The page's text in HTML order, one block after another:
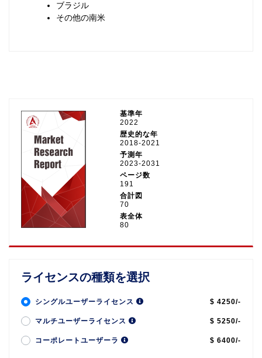
ブラジル
その他の南米
基準年
2022
歴史的な年
2018-2021
予測年
2023-2031
ページ数
191
合計図
70
表全体
80
ライセンスの種類を選択
シングルユーザーライセンス $ 4250/-
マルチユーザーライセンス $ 5250/-
コーポレートユーザーラ $ 6400/-